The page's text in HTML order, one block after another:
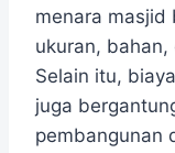
menara masjid
ukuran,
Selain itu,
juga
pembangunan